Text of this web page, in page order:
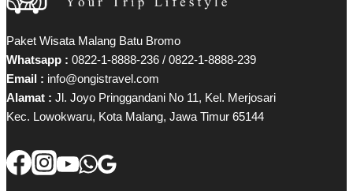
Paket Wisata Malang Batu Bromo
Whatsapp : 0822-1-8888-236 / 0822-1-8888-239
Email : info@ongistravel.com
Alamat : Jl. Joyo Pringgandani No 11, Kel. Merjosari
Kec. Lowokwaru, Kota Malang, Jawa Timur 65144